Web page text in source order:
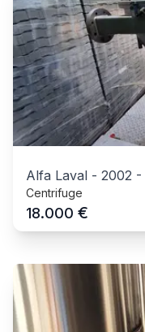
Alfa Laval - 2002 -
Centrifuge
18.000 €